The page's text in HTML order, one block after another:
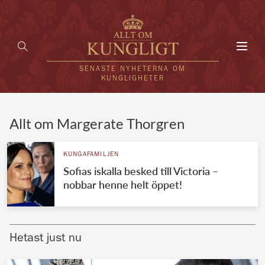
SENASTE NYHETERNA OM
KUNGLIGHETER
UTLÄNDSKT
VÄRLDENS KUNGAHUS
Brittiska kungahuset
Allt om Margerate Thorgren
KUNGAFAMILJEN
Sofias iskalla besked till Victoria –
nobbar henne helt öppet!
Hetast just nu